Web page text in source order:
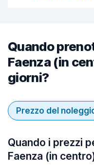
Quando
Faenza (in
giorni?
Prezzo del
Quando i prezzi
Faenza (in